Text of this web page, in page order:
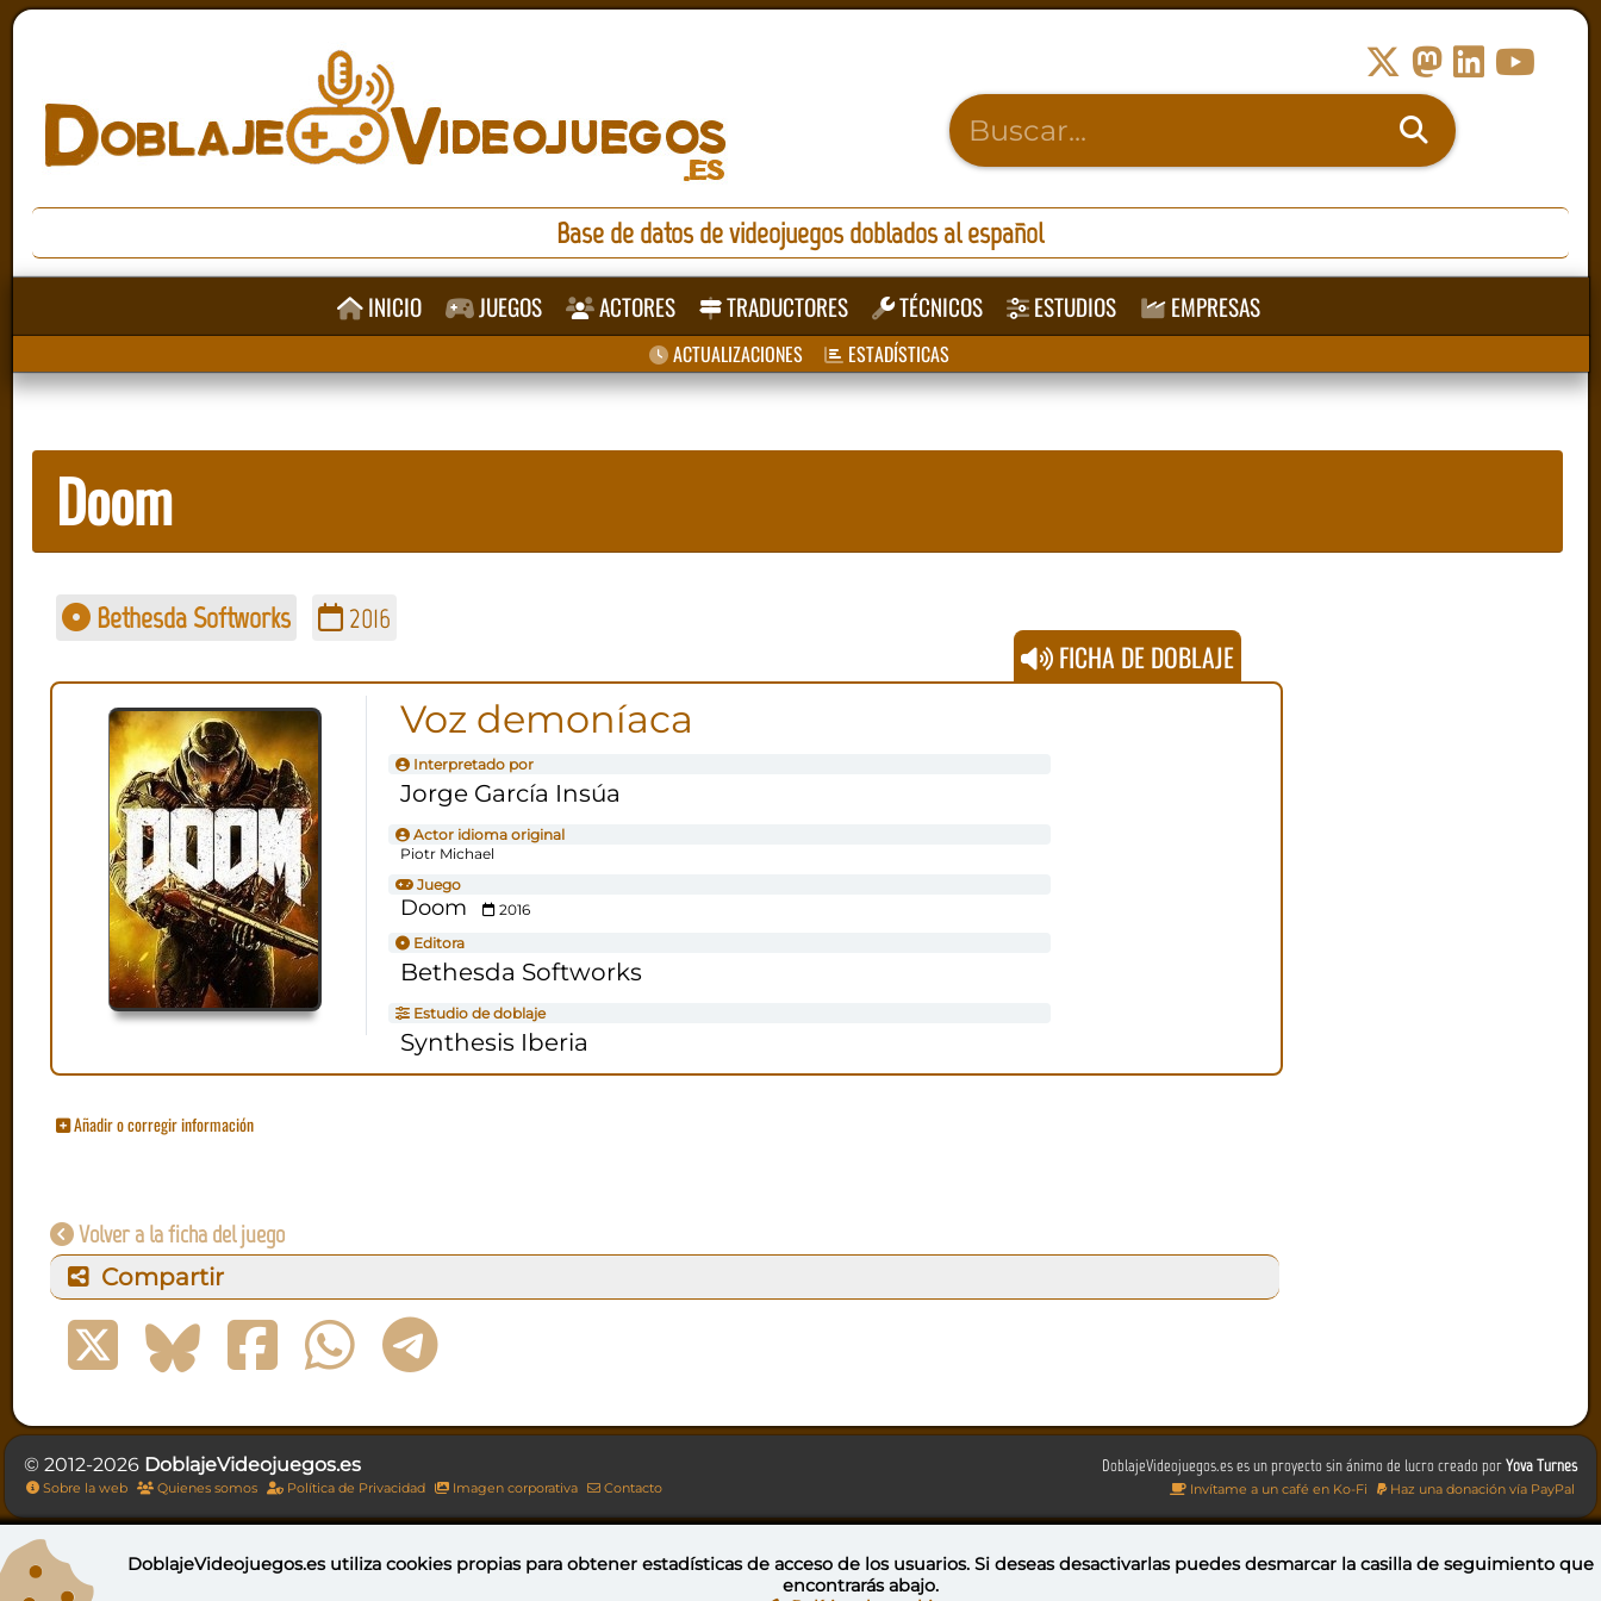
Base de datos de videojuegos doblados al español
INICIO JUEGOS ACTORES TRADUCTORES TÉCNICOS ESTUDIOS EMPRESAS
ACTUALIZACIONES ESTADÍSTICAS
Doom
Bethesda Softworks 2016
FICHA DE DOBLAJE
Voz demoníaca
Interpretado por
Jorge García Insúa
Actor idioma original
Piotr Michael
Juego
Doom
2016
Editora
Bethesda Softworks
Estudio de doblaje
Synthesis Iberia
Añadir o corregir información
Volver a la ficha del juego
Compartir
DoblajeVideojuegos.es es un proyecto sin ánimo de lucro creado porYova Turnes
Invítame a un café en Ko-Fi Haz una donación vía PayPal
© 2012-2026 DoblajeVideojuegos.es
Sobre la web Quienes somos Política de Privacidad Imagen corporativa Contacto
Esta obra está bajo una licencia de Creative Commons Reconocimiento-NoComercial-CompartirIgual 4.0 Internacional
DoblajeVideojuegos.es utilizacookies propiaspara obtener estadísticas de acceso de los usuarios. Si deseas desactivarlas puedesdesmarcar la casilla de seguimiento que
encontrarás abajo.